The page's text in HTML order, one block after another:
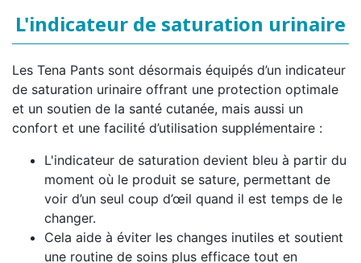
L'indicateur de saturation urinaire
Les Tena Pants sont désormais équipés d’un indicateur
de saturation urinaire offrant une protection optimale
et un soutien de la santé cutanée, mais aussi un
confort et une facilité d’utilisation supplémentaire :
L'indicateur de saturation devient bleu à partir du
moment où le produit se sature, permettant de
voir d’un seul coup d’œil quand il est temps de le
changer.
Cela aide à éviter les changes inutiles et soutient
une routine de soins plus efficace tout en